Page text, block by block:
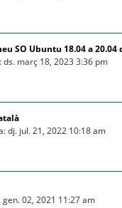
SO Ubuntu 18.04 a 20.04
ds. març 18, 2023 3:36 pm
dj. jul. 21, 2022 10:18 am
gen. 02, 2021 11:27 am